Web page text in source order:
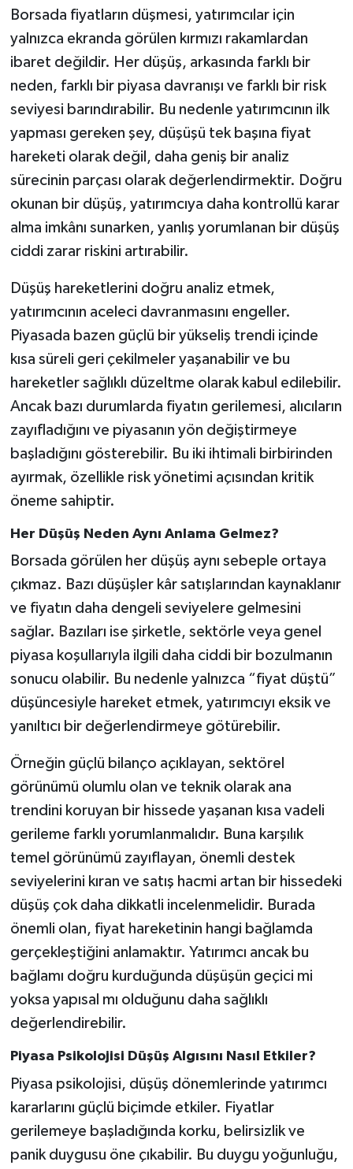
Borsada fiyatların düşmesi, yatırımcılar için
yalnızca ekranda görülen kırmızı rakamlardan
ibaret değildir. Her düşüş, arkasında farklı bir
neden, farklı bir piyasa davranışı ve farklı bir risk
seviyesi barındırabilir. Bu nedenle yatırımcının ilk
yapması gereken şey, düşüşü tek başına fiyat
hareketi olarak değil, daha geniş bir analiz
sürecinin parçası olarak değerlendirmektir. Doğru
okunan bir düşüş, yatırımcıya daha kontrollü karar
alma imkânı sunarken, yanlış yorumlanan bir düşüş
ciddi zarar riskini artırabilir.
Düşüş hareketlerini doğru analiz etmek,
yatırımcının aceleci davranmasını engeller.
Piyasada bazen güçlü bir yükseliş trendi içinde
kısa süreli geri çekilmeler yaşanabilir ve bu
hareketler sağlıklı düzeltme olarak kabul edilebilir.
Ancak bazı durumlarda fiyatın gerilemesi, alıcıların
zayıfladığını ve piyasanın yön değiştirmeye
başladığını gösterebilir. Bu iki ihtimali birbirinden
ayırmak, özellikle risk yönetimi açısından kritik
öneme sahiptir.
Her Düşüş Neden Aynı Anlama Gelmez?
Borsada görülen her düşüş aynı sebeple ortaya
çıkmaz. Bazı düşüşler kâr satışlarından kaynaklanır
ve fiyatın daha dengeli seviyelere gelmesini
sağlar. Bazıları ise şirketle, sektörle veya genel
piyasa koşullarıyla ilgili daha ciddi bir bozulmanın
sonucu olabilir. Bu nedenle yalnızca “fiyat düştü”
düşüncesiyle hareket etmek, yatırımcıyı eksik ve
yanıltıcı bir değerlendirmeye götürebilir.
Örneğin güçlü bilanço açıklayan, sektörel
görünümü olumlu olan ve teknik olarak ana
trendini koruyan bir hissede yaşanan kısa vadeli
gerileme farklı yorumlanmalıdır. Buna karşılık
temel görünümü zayıflayan, önemli destek
seviyelerini kıran ve satış hacmi artan bir hissedeki
düşüş çok daha dikkatli incelenmelidir. Burada
önemli olan, fiyat hareketinin hangi bağlamda
gerçekleştiğini anlamaktır. Yatırımcı ancak bu
bağlamı doğru kurduğunda düşüşün geçici mi
yoksa yapısal mı olduğunu daha sağlıklı
değerlendirebilir.
Piyasa Psikolojisi Düşüş Algısını Nasıl Etkiler?
Piyasa psikolojisi, düşüş dönemlerinde yatırımcı
kararlarını güçlü biçimde etkiler. Fiyatlar
gerilemeye başladığında korku, belirsizlik ve
panik duygusu öne çıkabilir. Bu duygu yoğunluğu,